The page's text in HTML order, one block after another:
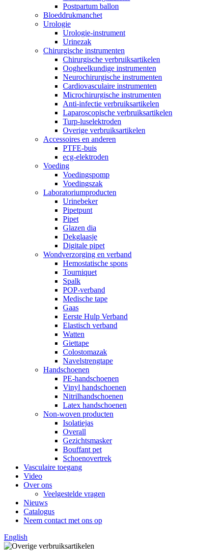
Postpartum ballon
Bloeddrukmanchet
Urologie
Urologie-instrument
Urinezak
Chirurgische instrumenten
Chirurgische verbruiksartikelen
Oogheelkundige instrumenten
Neurochirurgische instrumenten
Cardiovasculaire instrumenten
Microchirurgische instrumenten
Anti-infectie verbruiksartikelen
Laparoscopische verbruiksartikelen
Turp-luselektroden
Overige verbruiksartikelen
Accessoires en anderen
PTFE-buis
ecg-elektroden
Voeding
Voedingspomp
Voedingszak
Laboratoriumproducten
Urinebeker
Pipetpunt
Pipet
Glazen dia
Dekglaasje
Digitale pipet
Wondverzorging en verband
Hemostatische spons
Tourniquet
Spalk
POP-verband
Medische tape
Gaas
Eerste Hulp Verband
Elastisch verband
Watten
Giettape
Colostomazak
Navelstrengtape
Handschoenen
PE-handschoenen
Vinyl handschoenen
Nitrilhandschoenen
Latex handschoenen
Non-woven producten
Isolatiejas
Overall
Gezichtsmasker
Bouffant pet
Schoenovertrek
Vasculaire toegang
Video
Over ons
Veelgestelde vragen
Nieuws
Catalogus
Neem contact met ons op
English